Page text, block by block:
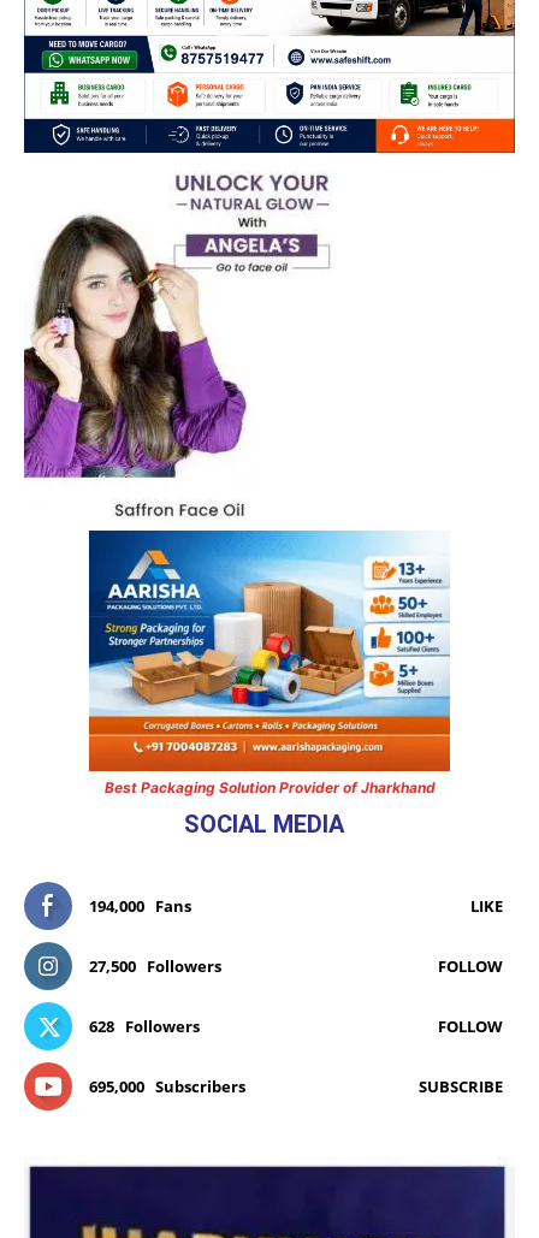
Best Packaging Solution Provider of Jharkhand
SOCIAL MEDIA
194,000 Fans LIKE
27,500 Followers FOLLOW
628 Followers FOLLOW
695,000 Subscribers SUBSCRIBE